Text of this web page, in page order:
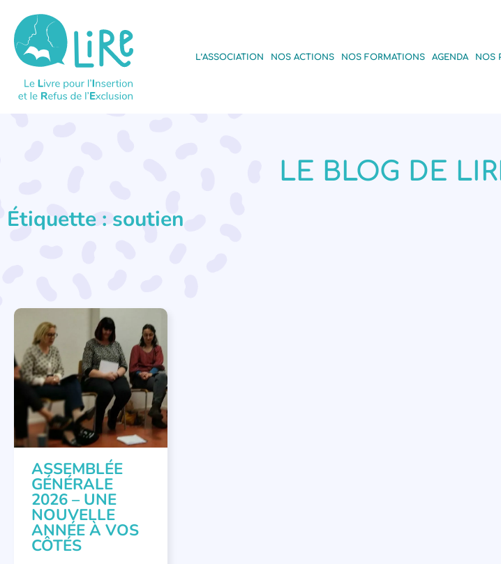
L’ASSOCIATION NOS ACTIONS NOS FORMATIONS AGENDA NOS
LE BLOG DE
Étiquette : soutien
APPEL À SOUTIEN ,
VIE DE L'ASSOCIATION
ASSEMBLÉE
GÉNÉRALE
2026 – UNE
NOUVELLE
ANNÉE À VOS
CÔTÉS